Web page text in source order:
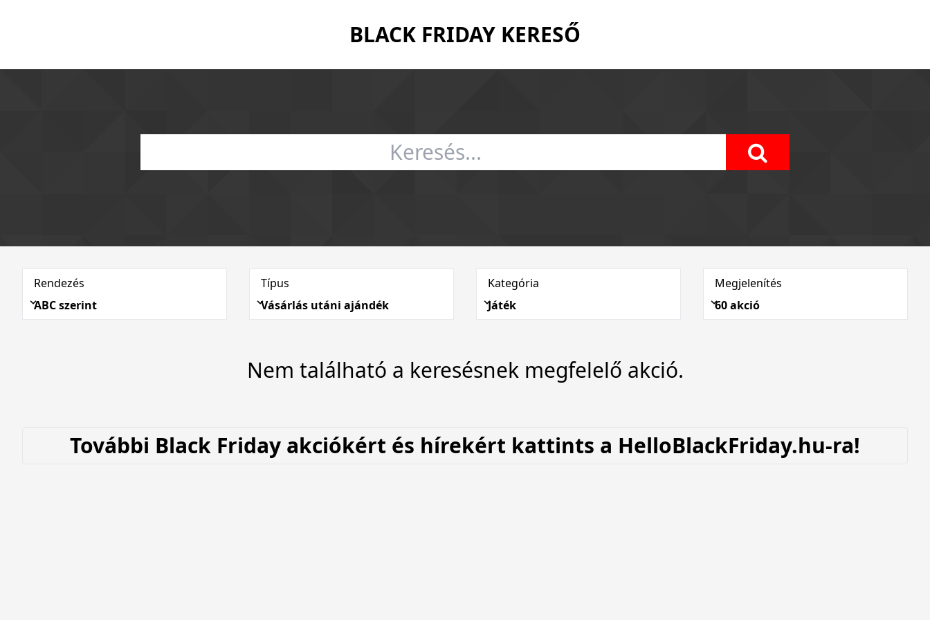
BLACK FRIDAY KERESŐ
Rendezés
ABC szerint
Típus
Vásárlás utáni ajándék
Kategória
Játék
Megjelenítés
60 akció
Nem található a keresésnek megfelelő akció.
További Black Friday akciókért és hírekért kattints a HelloBlackFriday.hu-ra!